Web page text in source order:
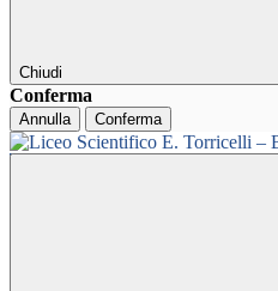
Chiudi
Conferma
Annulla Conferma